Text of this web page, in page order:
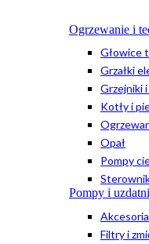
Ogrzewanie i
Głowice
Grzałki
Grzejniki
Kotły i
Opał
Pompy
Pompy i
Filtry i